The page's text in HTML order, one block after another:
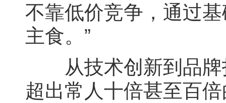
不靠低价竞争，通过
主食。”
从技术创新到品牌
超出常人十倍甚至百